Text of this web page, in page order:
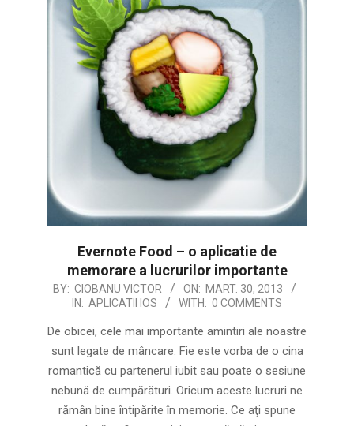
Evernote Food – o aplicatie de
memorare a lucrurilor importante
2013-
30
BY: CIOBANU VICTOR ON: MART. 30, 2013
IN: APLICATII IOS WITH: 0 COMMENTS
De obicei, cele mai importante amintiri ale noastre
sunt legate de mâncare. Fie este vorba de o cina
romantică cu partenerul iubit sau poate o sesiune
nebună de cumpărături. Oricum aceste lucruri ne
rămân bine întipărite în memorie. Ce aţi spune